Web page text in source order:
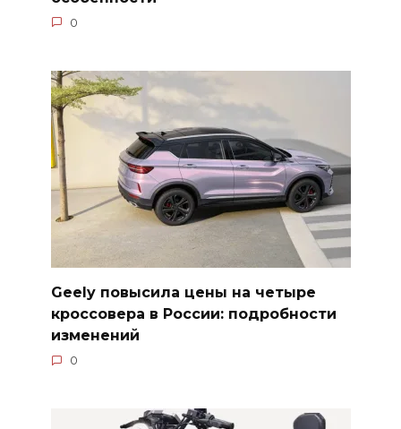
0
Geely повысила цены на четыре
кроссовера в России: подробности
изменений
0